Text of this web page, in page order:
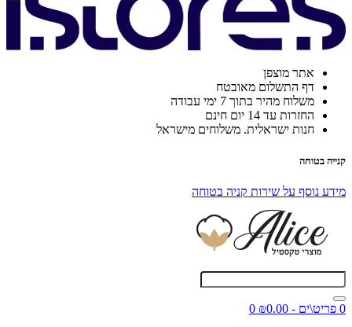
אתר מוצפן
דף התשלום מאובטח
משלוח מהיר בתוך 7 ימי עבודה
החזרות עד 14 יום חינם
חנות ישראלית. משלוחים מישראל
קנייה בטוחה
מידע נוסף על שירות קניה בטוחה
0 פריט\ים - ₪0.00
0